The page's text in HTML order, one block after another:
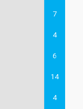
7
4
6
14
4